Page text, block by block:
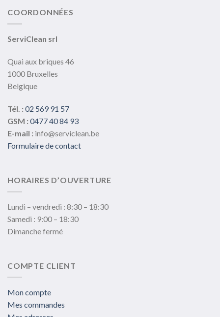
COORDONNÉES
ServiClean srl
Quai aux briques 46
1000 Bruxelles
Belgique
Tél. : 02 569 91 57
GSM : 0477 40 84 93
E-mail : info@serviclean.be
Formulaire de contact
HORAIRES D’OUVERTURE
Lundi – vendredi : 8:30 – 18:30
Samedi : 9:00 – 18:30
Dimanche fermé
COMPTE CLIENT
Mon compte
Mes commandes